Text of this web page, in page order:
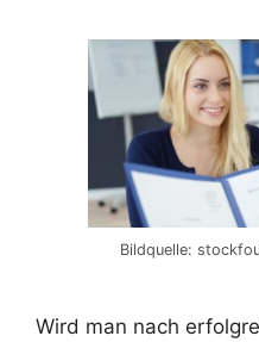
Bildquelle:
Wird man nach